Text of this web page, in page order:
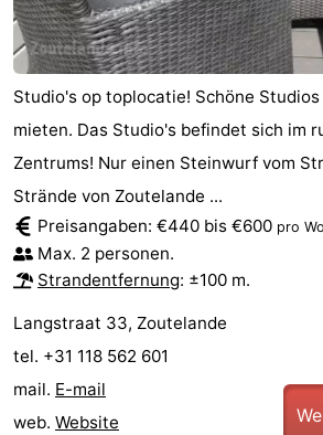
Studio's op toplocatie! Schöne
mieten. Das Studio's befindet sich im
Zentrums! Nur einen Steinwurf vom
Strände von Zoutelande ...
Preisangaben: €440 bis €600 pro
Max. 2 personen.
Strandentfernung: ±100 m.
Langstraat 33, Zoutelande
tel. +31 118 562 601
mail. E-mail
web. Website